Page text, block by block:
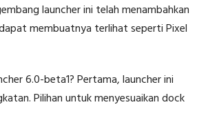
launcher ini telah menambahkan
membuatnya terlihat seperti Pixel
6.0-beta1? Pertama, launcher ini
Pilihan untuk menyesuaikan dock